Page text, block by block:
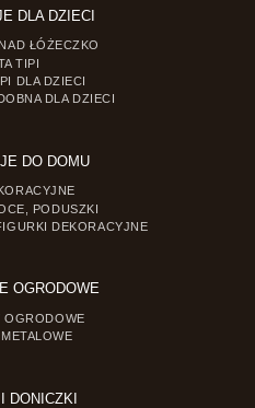
DLA DZIECI
ŁÓŻECZKO
TIPI
DLA DZIECI
DLA DZIECI
DO DOMU
PODUSZKI
DEKORACYJNE
OGRODOWE
OGRODOWE
DONICZKI